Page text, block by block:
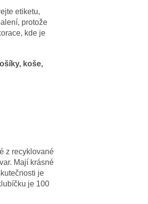
etiketu,
protože
kde je
koše,
z recyklované
Mají krásné
je
je 100